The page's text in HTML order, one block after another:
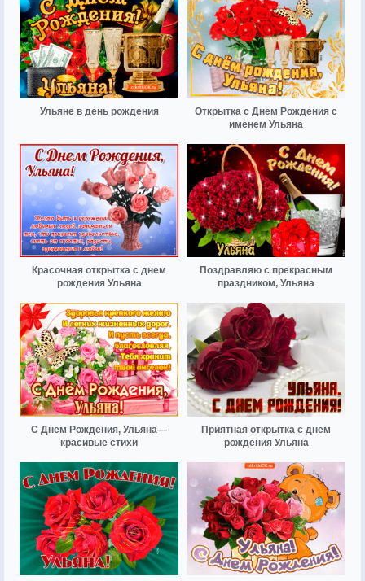
Ульяне в день рождения
Открытка с Днем Рождения с
именем Ульяна
Красочная открытка с днем
рождения Ульяна
Поздравляю с прекрасным
праздником, Ульяна
С Днём Рождения, Ульяна—
красивые стихи
Приятная открытка с днем
рождения Ульяна